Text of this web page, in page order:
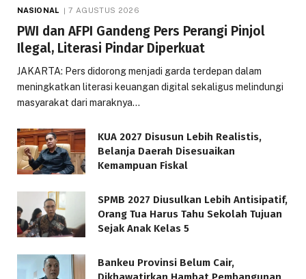
NASIONAL 7 AGUSTUS 2026
PWI dan AFPI Gandeng Pers Perangi Pinjol
Ilegal, Literasi Pindar Diperkuat
JAKARTA: Pers didorong menjadi garda terdepan dalam
meningkatkan literasi keuangan digital sekaligus melindungi
masyarakat dari maraknya…
KUA 2027 Disusun Lebih Realistis,
Belanja Daerah Disesuaikan
Kemampuan Fiskal
SPMB 2027 Diusulkan Lebih Antisipatif,
Orang Tua Harus Tahu Sekolah Tujuan
Sejak Anak Kelas 5
Bankeu Provinsi Belum Cair,